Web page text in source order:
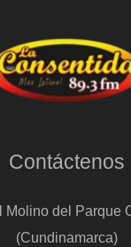
Contáctenos
Molino del Parque
(Cundinamarca)